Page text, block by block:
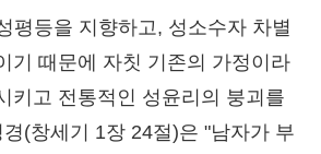
평등을 지향하고, 성소수자 차별
기 때문에 자칫 기존의 가정이라
키고 전통적인 성윤리의 붕괴를
(창세기 1장 24절)은 "남자가 부